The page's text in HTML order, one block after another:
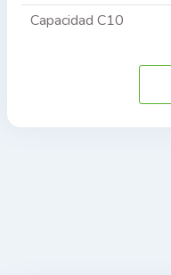
Capacidad C10